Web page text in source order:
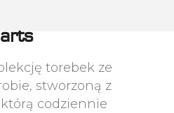
torebek ze
stworzoną z
codziennie